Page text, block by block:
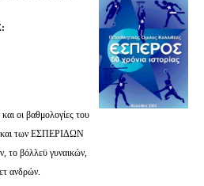
οι βαθμολογίες του
των ΕΣΠΕΡΙΔΩΝ
το βόλλεϋ γυναικών,
ανδρών.